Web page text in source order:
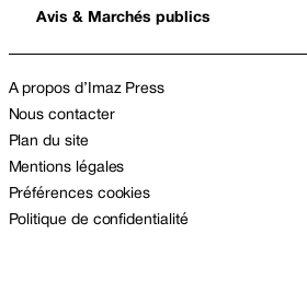
Avis & Marchés publics
A propos d’Imaz Press
Nous contacter
Plan du site
Mentions légales
Préférences cookies
Politique de confidentialité